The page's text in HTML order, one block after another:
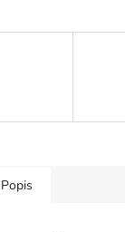
Popis